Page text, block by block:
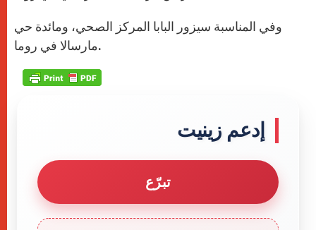
وفي المناسبة سيزور البابا المركز الصحي، ومائدة حي
مارسالا في روما.
إدعم زينيت
تبرّع